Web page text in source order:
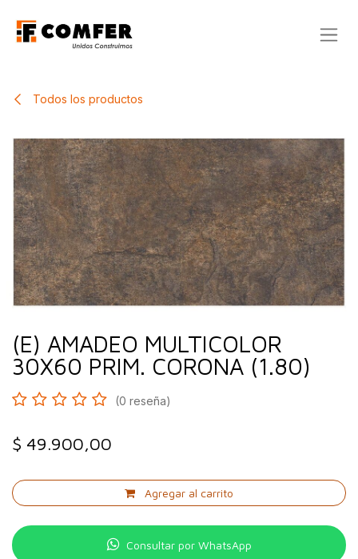
Todos los productos
(E) AMADEO MULTICOLOR
30X60 PRIM. CORONA (1.80)
(0 reseña)
$ 49.900,00
Agregar al carrito
Consultar por WhatsApp